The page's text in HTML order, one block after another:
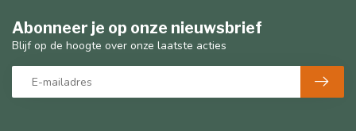
Abonneer je op onze nieuwsbrief
Blijf op de hoogte over onze laatste acties